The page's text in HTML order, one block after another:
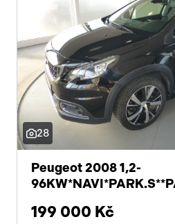
28
Peugeot 2008 1,2-
199 000 Kč